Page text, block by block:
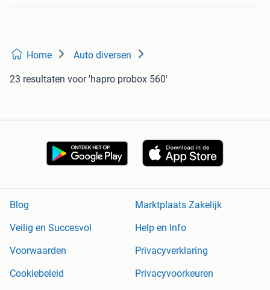
Home Auto diversen
23 resultaten voor 'hapro probox 560'
Blog
Marktplaats Zakelijk
Veilig en Succesvol
Help en Info
Voorwaarden
Privacyverklaring
Cookiebeleid
Privacyvoorkeuren